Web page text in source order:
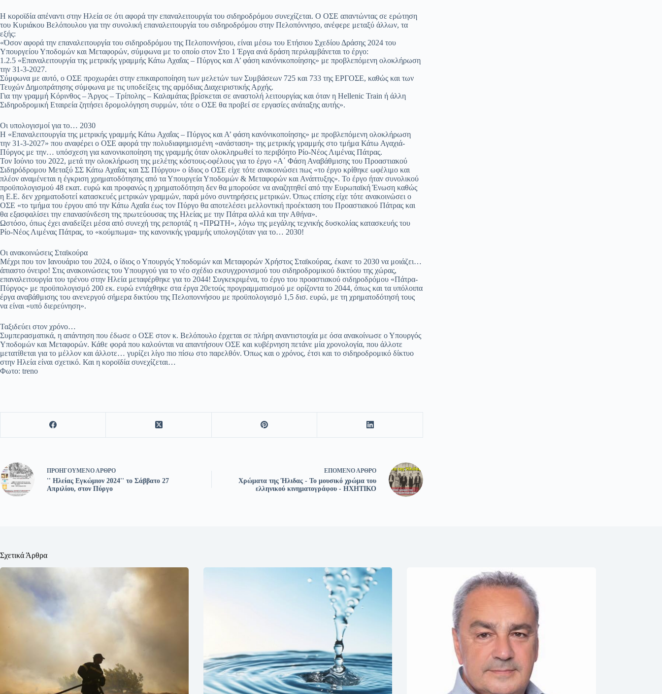
Η κοροϊδία απέναντι στην Ηλεία σε ότι αφορά την επαναλειτουργία του σιδηροδρόμου συνεχίζεται. Ο ΟΣΕ απαντώντας σε ερώτηση
του Κυριάκου Βελόπουλου για την συνολική επαναλειτουργία του σιδηροδρόμου στην Πελοπόννησο, ανέφερε μεταξύ άλλων, τα
εξής:
«Όσον αφορά την επαναλειτουργία του σιδηροδρόμου της Πελοποννήσου, είναι μέσω του Ετήσιου Σχεδίου Δράσης 2024 του
Υπουργείου Υποδομών και Μεταφορών, σύμφωνα με το οποίο στον Στο 1 Έργα ανά δράση περιλαμβάνεται το έργο:
1.2.5 «Επαναλειτουργία της μετρικής γραμμής Κάτω Αχαΐας – Πύργος και Α’ φάση κανόνικοποίησης» με προβλεπόμενη ολοκλήρωση
την 31-3-2027.
Σύμφωνα με αυτό, ο ΟΣΕ προχωράει στην επικαιροποίηση των μελετών των Συμβάσεων 725 και 733 της ΕΡΓΟΣΕ, καθώς και των
Τευχών Δημοπράτησης σύμφωνα με τις υποδείξεις της αρμόδιας Διαχειριστικής Αρχής.
Για την γραμμή Κόρινθος – Άργος – Τρίπολης – Καλαμάτας βρίσκεται σε αναστολή λειτουργίας και όταν η Hellenic Train ή άλλη
Σιδηροδρομική Εταιρεία ζητήσει δρομολόγηση συρμών, τότε ο ΟΣΕ θα προβεί σε εργασίες ανάταξης αυτής».
Οι υπολογισμοί για το… 2030
Η «Επαναλειτουργία της μετρικής γραμμής Κάτω Αχαΐας – Πύργος και Α’ φάση κανόνικοποίησης» με προβλεπόμενη ολοκλήρωση
την 31-3-2027» που αναφέρει ο ΟΣΕ αφορά την πολυδιαφημισμένη «ανάσταση» της μετρικής γραμμής στο τμήμα Κάτω Αγαχιά-
Πύργος με την… υπόσχεση για κανονικοποίηση της γραμμής όταν ολοκληρωθεί το περιβόητο Ρίο-Νέος Λιμένας Πάτρας.
Τον Ιούνιο του 2022, μετά την ολοκλήρωση της μελέτης κόστους-οφέλους για το έργο «Α΄ Φάση Αναβάθμισης του Προαστιακού
Σιδηρόδρομου Μεταξύ ΣΣ Κάτω Αχαΐας και ΣΣ Πύργου» ο ίδιος ο ΟΣΕ είχε τότε ανακοινώσει πως «το έργο κρίθηκε ωφέλιμο και
πλέον αναμένεται η έγκριση χρηματοδότησης από τα Υπουργεία Υποδομών & Μεταφορών και Ανάπτυξης». Το έργο ήταν συνολικού
προϋπολογισμού 48 εκατ. ευρώ και προφανώς η χρηματοδότηση δεν θα μπορούσε να αναζητηθεί από την Ευρωπαϊκή Ένωση καθώς
η Ε.Ε. δεν χρηματοδοτεί κατασκευές μετρικών γραμμών, παρά μόνο συντηρήσεις μετρικών. Όπως επίσης είχε τότε ανακοινώσει ο
ΟΣΕ «το τμήμα του έργου από την Κάτω Αχαΐα έως τον Πύργο θα αποτελέσει μελλοντική προέκταση του Προαστιακού Πάτρας και
θα εξασφαλίσει την επανασύνδεση της πρωτεύουσας της Ηλείας με την Πάτρα αλλά και την Αθήνα».
Ωστόσο, όπως έχει αναδείξει μέσα από συνεχή της ρεπορτάζ η «ΠΡΩΤΗ», λόγω της μεγάλης τεχνικής δυσκολίας κατασκευής του
Ρίο-Νέος Λιμένας Πάτρας, το «κούμπωμα» της κανονικής γραμμής υπολογιζόταν για το… 2030!
Οι ανακοινώσεις Σταϊκούρα
Μέχρι που τον Ιανουάριο του 2024, ο ίδιος ο Υπουργός Υποδομών και Μεταφορών Χρήστος Σταϊκούρας, έκανε το 2030 να μοιάζει…
άπιαστο όνειρο! Στις ανακοινώσεις του Υπουργού για το νέο σχέδιο εκσυγχρονισμού του σιδηροδρομικού δικτύου της χώρας,
επαναλειτουργία του τρένου στην Ηλεία μεταφέρθηκε για το 2044! Συγκεκριμένα, το έργο του προαστιακού σιδηροδρόμου «Πάτρα-
Πύργος» με προϋπολογισμό 200 εκ. ευρώ εντάχθηκε στα έργα 20ετούς προγραμματισμού με ορίζοντα το 2044, όπως και τα υπόλοιπα
έργα αναβάθμισης του ανενεργού σήμερα δικτύου της Πελοποννήσου με προϋπολογισμό 1,5 δισ. ευρώ, με τη χρηματοδότησή τους
να είναι «υπό διερεύνηση».
Ταξιδεύει στον χρόνο…
Συμπερασματικά, η απάντηση που έδωσε ο ΟΣΕ στον κ. Βελόπουλο έρχεται σε πλήρη αναντιστοιχία με όσα ανακοίνωσε ο Υπουργός
Υποδομών και Μεταφορών. Κάθε φορά που καλούνται να απαντήσουν ΟΣΕ και κυβέρνηση πετάνε μία χρονολογία, που άλλοτε
μετατίθεται για το μέλλον και άλλοτε… γυρίζει λίγο πιο πίσω στο παρελθόν. Όπως και ο χρόνος, έτσι και το σιδηροδρομικό δίκτυο
στην Ηλεία είναι σχετικό. Και η κοροϊδία συνεχίζεται…
Φωτο: treno
ΠΡΟΗΓΟΎΜΕΝΟΆΡΘΡΟ
'' Ηλείας Εγκώμιον 2024'' το Σάββατο 27
Απριλίου, στον Πύργο
ΕΠΌΜΕΝΟΆΡΘΡΟ
Χρώματα της Ήλιδας - Το μουσικό χρώμα του
ελληνικού κινηματογράφου - ΗΧΗΤΙΚΟ
Σχετικά Άρθρα